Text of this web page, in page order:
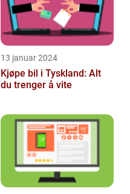
13 januar 2024
Kjøpe bil i Tyskland: Alt
du trenger å vite